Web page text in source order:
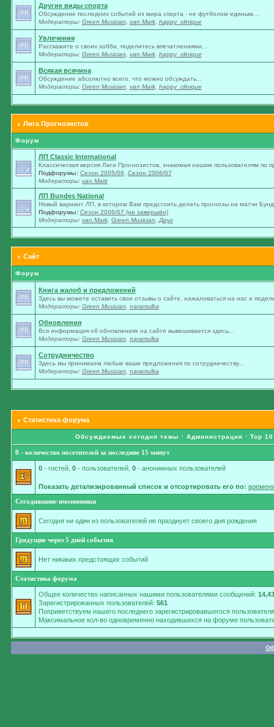
Другие виды спорта
Обсуждение последних событий из мира спорта - не футболом единым...
Модераторы: Green Musician van Mark, happy_clinique
Увлечения
Расскажите о своих хобби, поделитесь впечатлениями...
Модераторы: Green Musician van Mark, happy_clinique
Всякая всячина
Обсуждение абсолютно всего, что можно обсуждать...
Модераторы: Green Musician van Mark, happy_clinique
Лига Прогнозистов
Форум
ЛП Classic International
Классическая версия Лиги Прогнозистов, знакомая нашим пользователям по
Подфорумы: Сезон 2005/06
Сезон 2006/07
Модераторы: van Mark
ЛП Bundes National
Новый вариант ЛП, в котором Вам предстоить делать прогнозы на матчи
Подфорумы: Сезон 2006/07 (не завершён)
Модераторы: van Mark, Green Musician Друг
Сайт
Форум
Книга жалоб и предложений
Здесь вы можете оставить свои отзывы о сайте, нажаловаться на нас и
Модераторы: Green Musician naramulka
Обновления
Вся информация об обновлениях на сайте вывешивается здесь...
Модераторы: Green Musician naramulka
Сотрудничество
Здесь мы принимаем любые ваши предложения по сотрудничеству...
Модераторы: Green Musician naramulka
Статистика форума
Обсуждаемые сегодня темы · Администрация · Top
0 - количество посетителей за последние 15 минут
0- гостей, 0- пользователей, 0- анонимных пользователей
Показать детализированный список и отсортировать его по:
Сегодняшние именинники
Сегодня ни один из пользователей не празднует своего дня рождения
Грядущие через 5 дней события
Нет никаких предстоящих событий
Статистика форума
Общее количество написанных нашими пользователями сообщений:
Зарегистрированных пользователей: 561
Поприветствуем нашего последнего зарегистрировавшегося
Максимальное кол-во одновременно находившихся на форуме